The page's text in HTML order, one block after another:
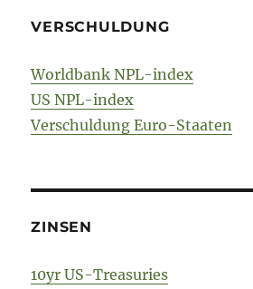
VERSCHULDUNG
Worldbank NPL-index
US NPL-index
Verschuldung Euro-Staaten
ZINSEN
10yr US-Treasuries